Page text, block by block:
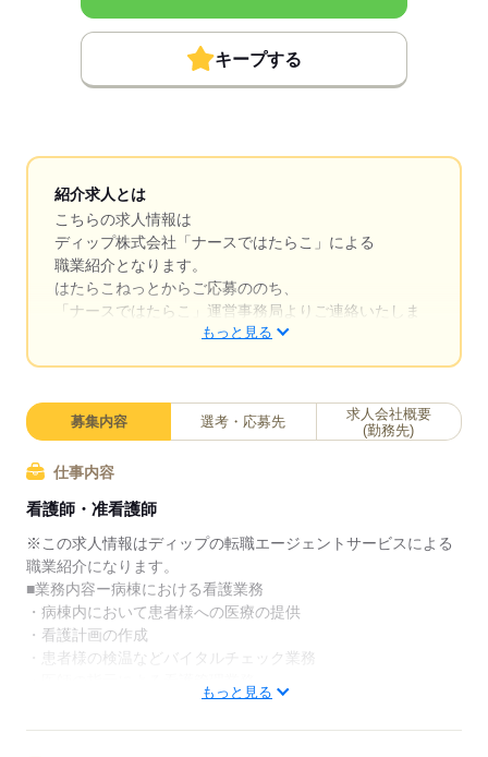
キープする
紹介求人とは
こちらの求人情報は
ディップ株式会社「ナースではたらこ」による
職業紹介となります。
はたらこねっとからご応募ののち、
「ナースではたらこ」運営事務局よりご連絡いたしま
求職中の看護師さんの転職を専任の
キャリアアドバイザーが入職まで無料でサポートいた
日本最大級の求人情報の中からぴったりな求人をご紹
介。
履歴書作成のアドバイスや面接日の調整だけでなく、
お給料、お休み、入職時期の交渉もサポートします。
【もちろん無料】
費用は一切かかりません。
もっと見る
募集内容 選考・応募先
求人会社概要
(勤務先)
仕事内容
看護師・准看護師
※この求人情報はディップの転職エージェントサービスによる
職業紹介になります。
■業務内容ー病棟における看護業務
・病棟内において患者様への医療の提供
・看護計画の作成
・患者様の検温などバイタルチェック業務
・医師診療の補助、採血・点滴等の処置、入院患者様のケア
もっと見る